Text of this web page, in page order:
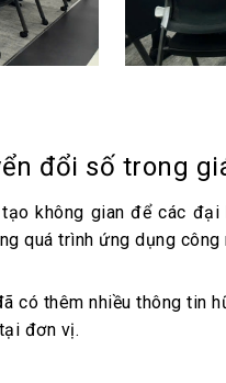
đổi số trong
không gian để các
quá trình ứng dụng công
có thêm nhiều thông tin
đơn vị.